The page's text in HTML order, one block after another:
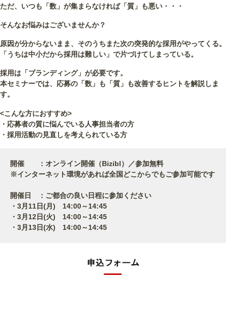
ただ、いつも「数」が集まらなければ「質」も悪い・・・
そんなお悩みはございませんか？
原因が分からないまま、そのうちまた次の突発的な採用がやってくる。
「うちは中小だから採用は難しい」で片づけてしまっている。
採用は「ブランディング」が必要です。
本セミナーでは、応募の「数」も「質」も改善するヒントを解説しま
す。
<こんな方におすすめ>
・応募者の質に悩んでいる人事担当者の方
・採用活動の見直しを考えられている方
開催 ：オンライン開催（Bizibl）／参加無料
※インターネット環境があれば全国どこからでもご参加可能です
開催日 ：ご都合の良い日程に参加ください
・3月11日(月) 14:00～14:45
・3月12日(火) 14:00～14:45
・3月13日(水) 14:00～14:45